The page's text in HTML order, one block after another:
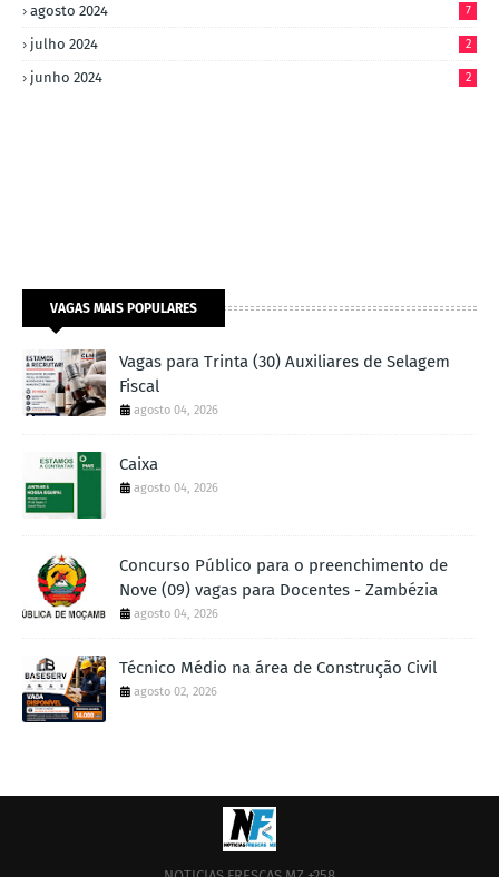
agosto 2024 7
julho 2024 2
junho 2024 2
VAGAS MAIS POPULARES
Vagas para Trinta (30) Auxiliares de Selagem
Fiscal
agosto 04, 2026
Caixa
agosto 04, 2026
Concurso Público para o preenchimento de
Nove (09) vagas para Docentes - Zambézia
agosto 04, 2026
Técnico Médio na área de Construção Civil
agosto 02, 2026